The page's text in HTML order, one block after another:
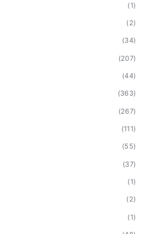
(1)
(2)
(34)
(207)
(44)
(363)
(267)
(111)
(55)
(37)
(1)
(2)
(1)